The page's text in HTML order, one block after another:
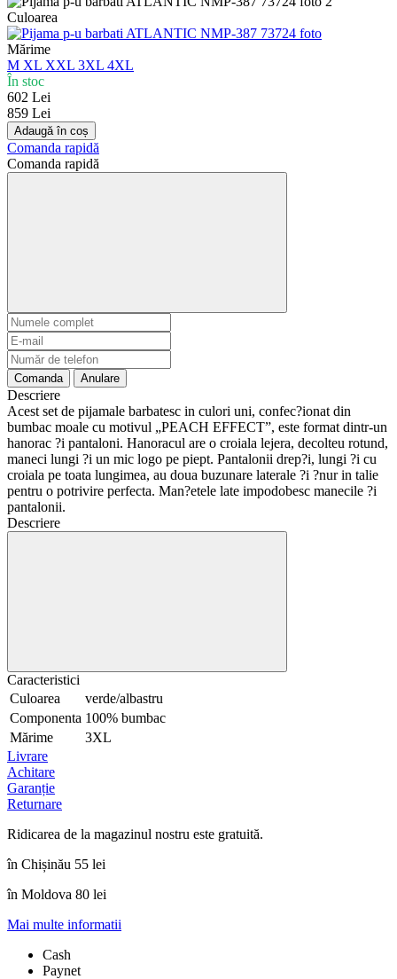
Culoarea
Mărime
M XL XXL 3XL 4XL
În stoc
602 Lei
859 Lei
Adaugă în coș
Comanda rapidă
Comanda rapidă
Comanda Anulare
Descriere
Acest set de pijamale barbatesc in culori uni, confec?ionat din
bumbac moale cu motivul „PEACH EFFECT”, este format dintr-un
hanorac ?i pantaloni. Hanoracul are o croiala lejera, decolteu rotund,
maneci lungi ?i un mic logo pe piept. Pantalonii drep?i, lungi ?i cu
croiala pe toata lungimea, au doua buzunare laterale ?i ?nur in talie
pentru o potrivire perfecta. Man?etele late impodobesc manecile ?i
pantalonii.
Descriere
Caracteristici
Culoarea
verde/albastru
Componenta 100% bumbac
Mărime
3XL
Livrare
Achitare
Garanție
Returnare
Ridicarea de la magazinul nostru este gratuită.
în Chișinău 55 lei
în Moldova 80 lei
Mai multe informatii
Cash
Paynet